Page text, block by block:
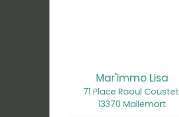
Mar'immo Lisa
71 Place Raoul Coustet
13370 Mallemort